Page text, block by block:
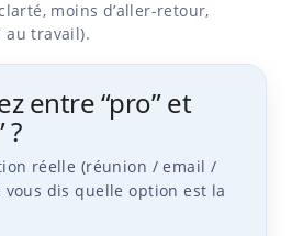
moins d’aller-retour,
au travail).
entre “pro” et
?
réelle (réunion / email /
vous dis quelle option est la